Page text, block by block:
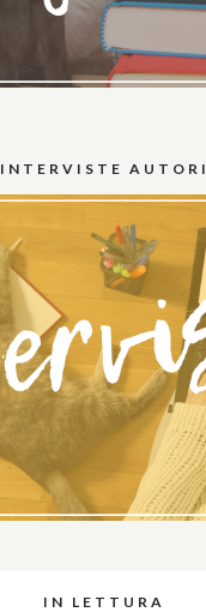
INTERVISTE AUTORI
IN LETTURA